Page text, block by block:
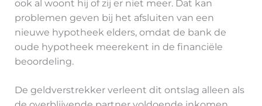
ook al woont hij of zij er niet meer. Dat kan
problemen geven bij het afsluiten van een
nieuwe hypotheek elders, omdat de bank de
oude hypotheek meerekent in de financiële
beoordeling.
De geldverstrekker verleent dit ontslag alleen als